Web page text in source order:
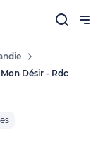
Désir - Rdc